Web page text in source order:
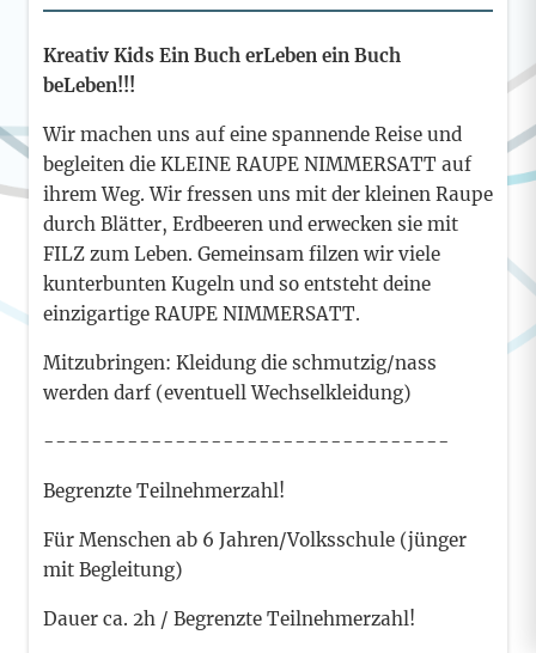
Kreativ Kids Ein Buch erLeben ein Buch
beLeben!!!
Wir machen uns auf eine spannende Reise und
begleiten die KLEINE RAUPE NIMMERSATT auf
ihrem Weg. Wir fressen uns mit der kleinen Raupe
durch Blätter, Erdbeeren und erwecken sie mit
FILZ zum Leben. Gemeinsam filzen wir viele
kunterbunten Kugeln und so entsteht deine
einzigartige RAUPE NIMMERSATT.
Mitzubringen: Kleidung die schmutzig/nass
werden darf (eventuell Wechselkleidung)
----------------------------------
Begrenzte Teilnehmerzahl!
Für Menschen ab 6 Jahren/Volksschule (jünger
mit Begleitung)
Dauer ca. 2h / Begrenzte Teilnehmerzahl!